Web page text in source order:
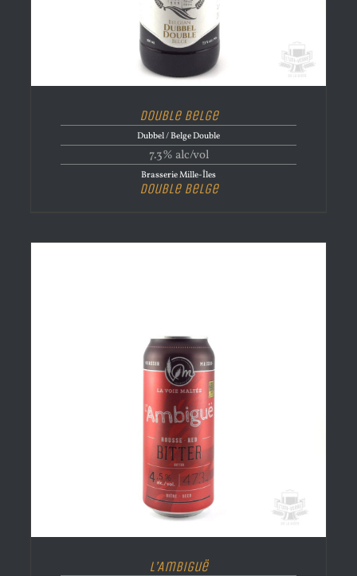
Double Belge
Dubbel / Belge Double
7.3% alc/vol
Brasserie Mille-Îles
Double Belge
L’Ambiguë